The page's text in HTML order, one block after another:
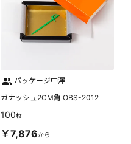
パッケージ中澤
ガナッシュ2CM角 OBS-2012
100枚
￥7,876から